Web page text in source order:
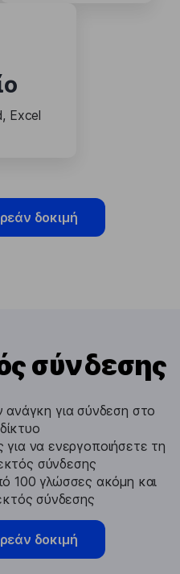
Excel
δοκιμή
σύνδεσης
για σύνδεση στο
να ενεργοποιήσετε τη
σύνδεσης
100 γλώσσες ακόμη και
σύνδεσης
δοκιμή